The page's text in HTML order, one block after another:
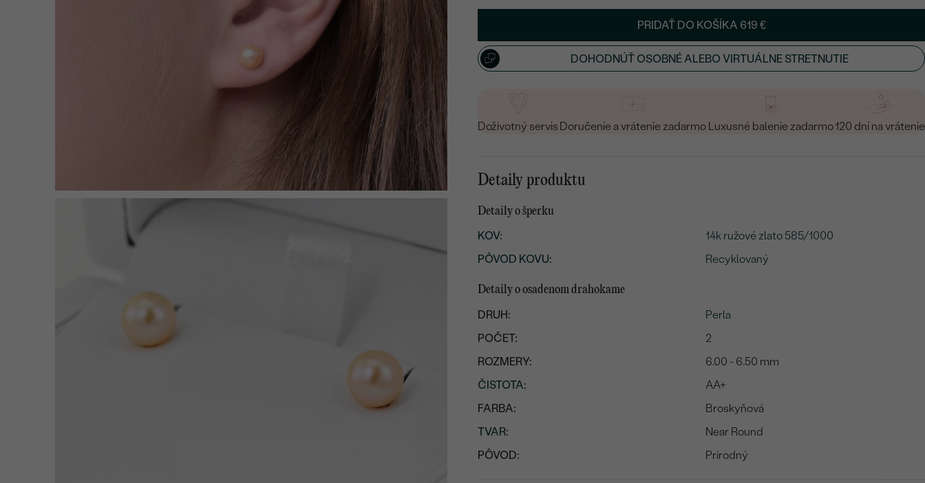
PRIDAŤ DO KOŠÍKA 619 €
DOHODNÚŤ OSOBNÉ ALEBO VIRTUÁLNE STRETNUTIE
Doživotný servis Doručenie a vrátenie zadarmo Luxusné balenie zadarmo120 dní na vrátenie
Detaily produktu
Detaily o šperku
KOV:
14k ružové zlato 585/1000
PÔVOD KOVU: Recyklovaný
Detaily o osadenom drahokame
DRUH:
Perla
POČET:
2
ROZMERY:
6.00 - 6.50 mm
ČISTOTA:
AA+
FARBA:
Broskyňová
TVAR:
Near Round
PÔVOD:
Prírodný